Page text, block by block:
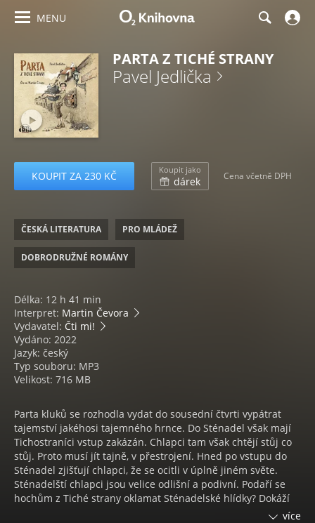
MENU
PARTA Z TICHÉ STRANY
Pavel Jedlička
KOUPIT ZA 230 KČ Koupit jako
dárek Cena včetně DPH
ČESKÁ LITERATURA PRO MLÁDEŽ
DOBRODRUŽNÉ ROMÁNY
Délka: 12 h 41 min
Interpret: Martin Čevora
Vydavatel: Čti mi!
Vydáno: 2022
Jazyk: český
Typ souboru: MP3
Velikost: 716 MB
Parta kluků se rozhodla vydat do sousední čtvrti vypátrat
tajemství jakéhosi tajemného hrnce. Do Sténadel však mají
Tichostraníci vstup zakázán. Chlapci tam však chtějí stůj co
stůj. Proto musí jít tajně, v přestrojení. Hned po vstupu do
Sténadel zjišťují chlapci, že se ocitli v úplně jiném světe.
Sténadelští chlapci jsou velice odlišní a podivní. Podaří se
hochům z Tiché strany oklamat Sténadelské hlídky? Dokáží
odhalit tajemství podivného hrnce? Nebo budou odhaleni,více